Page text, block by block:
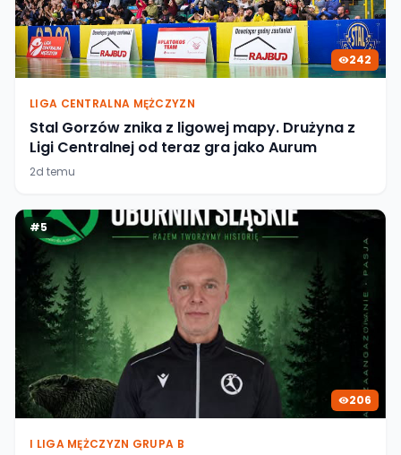
242
LIGA CENTRALNA MĘŻCZYZN
Stal Gorzów znika z ligowej mapy. Drużyna z
Ligi Centralnej od teraz gra jako Aurum
2d temu
#5
206
I LIGA MĘŻCZYZN GRUPA B